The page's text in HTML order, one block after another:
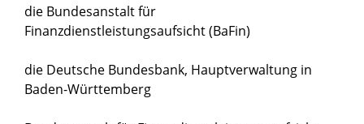
die Bundesanstalt für
Finanzdienstleistungsaufsicht (BaFin)
die Deutsche Bundesbank, Hauptverwaltung in
Baden-Württemberg